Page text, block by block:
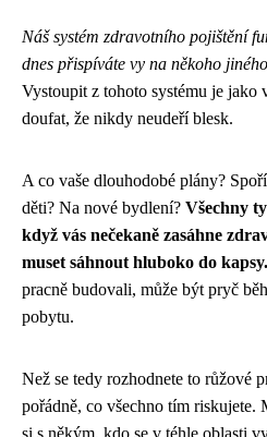
Náš systém zdravotního pojištění
dnes přispíváte vy na někoho
Vystoupit z tohoto systému je jako
doufat, že nikdy neudeří blesk.
A co vaše dlouhodobé plány?
děti? Na nové bydlení? Všechny
když vás nečekaně zasáhne
muset sáhnout hluboko do kapsy.
pracně budovali, může být pryč
pobytu.
Než se tedy rozhodnete to růžové
pořádně, co všechno tím riskujete.
si s někým, kdo se v téhle oblasti